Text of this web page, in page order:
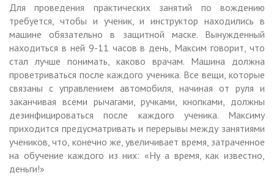
Для проведения практических занятий по вождению
требуется, чтобы и ученик, и инструктор находились в
машине обязательно в защитной маске. Вынужденный
находиться в ней 9-11 часов в день, Максим говорит, что
стал лучше понимать, каково врачам. Машина должна
проветриваться после каждого ученика. Все вещи, которые
связаны с управлением автомобиля, начиная от руля и
заканчивая всеми рычагами, ручками, кнопками, должны
дезинфицироваться после каждого ученика. Максиму
приходится предусматривать и перерывы между занятиями
учеников, что, конечно же, увеличивает время, затраченное
на обучение каждого из них: «Ну а время, как известно,
деньги!»